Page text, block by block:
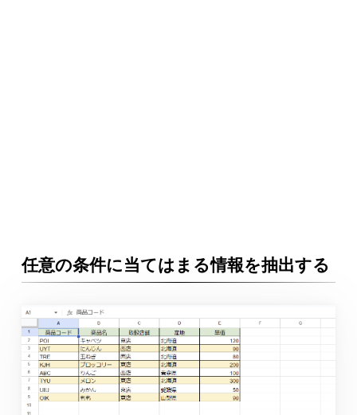
任意の条件に当てはまる情報を抽出する